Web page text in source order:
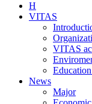
H
VITAS
VITAS
News
Major